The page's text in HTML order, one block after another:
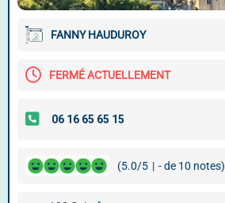
FANNY HAUDUROY
FERMÉ ACTUELLEMENT
(5.0/5 | - de 10 notes)